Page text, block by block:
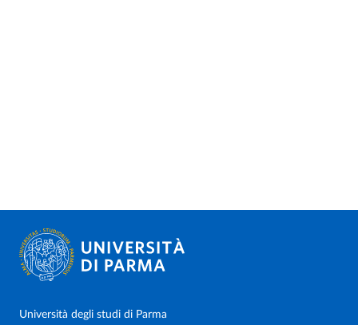
Università degli studi di Parma